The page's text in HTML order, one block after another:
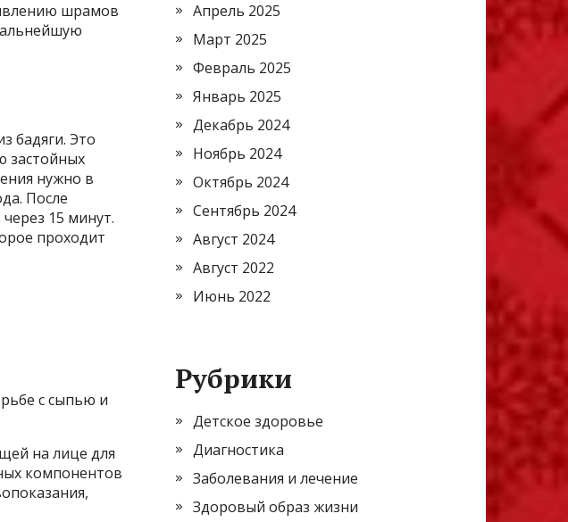
шрамов
бадяги. Это
застойных
нужно в
После
15 минут.
проходит
с сыпью и
на лице для
компонентов
Апрель 2025
Март 2025
Февраль 2025
Январь 2025
Декабрь 2024
Ноябрь 2024
Октябрь 2024
Сентябрь 2024
Август 2024
Август 2022
Июнь 2022
Рубрики
Детское здоровье
Диагностика
Заболевания и лечение
Здоровый образ жизни